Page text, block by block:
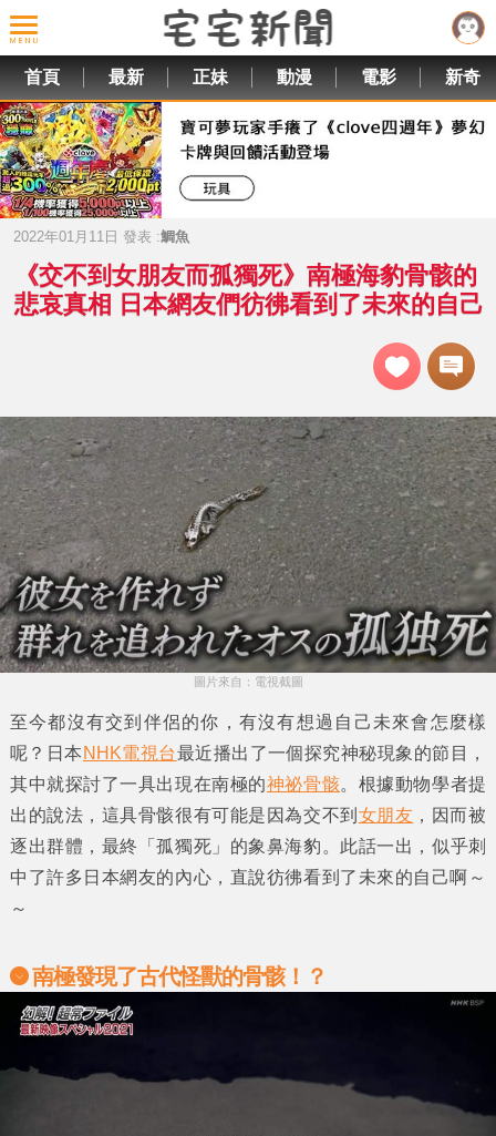
首頁 最新 正妹 動漫 電影 新奇
2022年01月11日 發表 :鯛魚
《交不到女朋友而孤獨死》南極海豹骨骸的
悲哀真相 日本網友們彷彿看到了未來的自己
圖片來自：電視截圖
至今都沒有交到伴侶的你，有沒有想過自己未來會怎麼樣
呢？日本 NHK電視台最近播出了一個探究神秘現象 的節目，
其中就探討了一具出現在南極的神祕骨骸。根據動物學者提
出的說法，這具骨骸很有可能是因為交不到 女朋友 ，因而被
逐出群體，最終
「孤獨死」 的象鼻海豹 。此話一出，似乎刺
中了許多日本網友的內心，直說彷彿看到了未來的自己啊～
～
南極發現了古代怪獸的骨骸！？